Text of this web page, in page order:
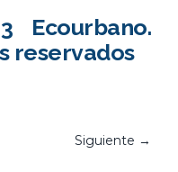
Ecourbano.
reservados
Siguiente →